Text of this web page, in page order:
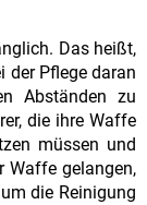
Das heißt,
der Pflege daran
Abständen zu
die ihre Waffe
müssen und
Waffe gelangen,
die Reinigung